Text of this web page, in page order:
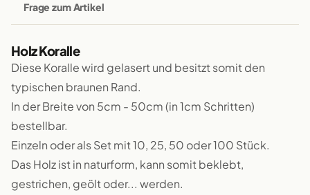
Frage zum Artikel
Holz Koralle
Diese Koralle wird gelasert und besitzt somit den
typischen braunen Rand.
In der Breite von 5cm - 50cm (in 1cm Schritten)
bestellbar.
Einzeln oder als Set mit 10, 25, 50 oder 100 Stück.
Das Holz ist in naturform, kann somit beklebt,
gestrichen, geölt oder... werden.